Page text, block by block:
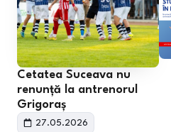
Cetatea Suceava nu
renunță la antrenorul
Grigoraș
27.05.2026